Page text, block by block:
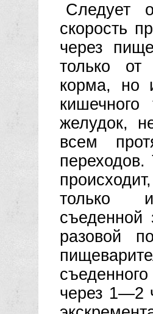
Следует
скорость
через
только от
корма, но
желудок,
всем
только
съеденной
разовой
через 1—2